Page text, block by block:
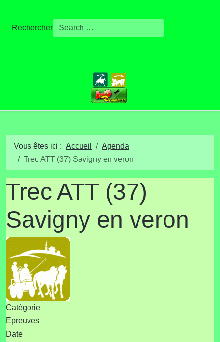
Rechercher
Mobile Menu Toggle Off-
Vous êtes ici : Accueil
Agenda
Trec ATT (37) Savigny en veron
Trec ATT (37)
Savigny en veron
Catégorie
Epreuves
Date